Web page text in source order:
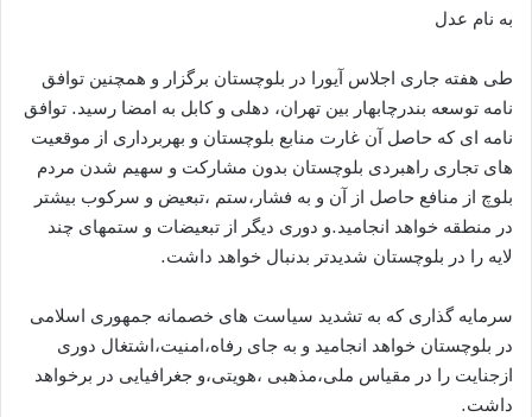
به نام عدل
طی هفته جاری اجلاس آیورا در بلوچستان برگزار و همچنین توافق
نامه توسعه بندرچابهار بین تهران، دهلی و کابل به امضا رسید. توافق
نامه ای که حاصل آن غارت منابع بلوچستان و بهربرداری از موقعیت
های تجاری راهبردی بلوچستان بدون مشارکت و سهیم شدن مردم
بلوچ از منافع حاصل از آن و به فشار،ستم ،تبعیض و سرکوب بیشتر
در منطقه خواهد انجامید.و دوری دیگر از تبعیضات و ستمهای چند
لایه را در بلوچستان شدیدتر بدنبال خواهد داشت.
سرمایه گذاری که به تشدید سیاست های خصمانه جمهوری اسلامی
در بلوچستان خواهد انجامید و به جای رفاه،امنیت،اشتغال دوری
ازجنایت را در مقیاس ملی،مذهبی ،هویتی،و جغرافیایی در برخواهد
داشت.